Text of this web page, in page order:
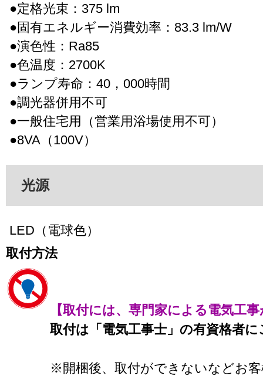
●定格光束：375 lm
●固有エネルギー消費効率：83.3 lm/W
●演色性：Ra85
●色温度：2700K
●ランプ寿命：40，000時間
●調光器併用不可
●一般住宅用（営業用浴場使用不可）
●8VA（100V）
光源
LED（電球色）
取付方法
【取付には、専門家による電気工
取付は「電気工事士」の有資格者
※開梱後、取付ができないなどお